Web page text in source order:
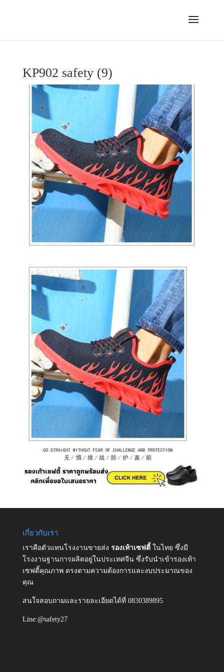
KP902 safety (9)
เกี่ยวกับเรา
เราคือตัวแทนโรงงานขายส่ง รองเท้าเซฟตี้ ในไทย ซึ่งมี
โรงงานฐานการผลิตอยู่ในประเทศจีน ซึ่งรับนำเข้ารองเท้า
เซฟตี้คุณภาพ ตรงตามความต้องการและงบประมาณของ
คุณ
สนใจสอบถามและรายละเอียดได้ที่ 0830389895
Line:@safety27